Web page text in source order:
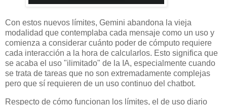
Con estos nuevos límites, Gemini abandona la vieja
modalidad que contemplaba cada mensaje como un uso y
comienza a considerar cuánto poder de cómputo requiere
cada interacción a la hora de calcularlos. Esto significa que
se acaba el uso "ilimitado" de la IA, especialmente cuando
se trata de tareas que no son extremadamente complejas
pero que sí requieren de un uso continuo del chatbot.
Respecto de cómo funcionan los límites, el de uso diario